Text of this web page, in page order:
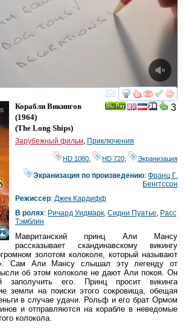
смотреть
3
Корабли Викингов
(1964)
(The Long Ships)
Зарубежный фильм Приключения
HD 1080 HD 720 Экранизация
Экранизация по произведению:Франц Г.
Бенгтссон
Режиссер: Джек Кардифф
В ролях: Ричард Уидмарк Сидни Пуатье Расс
Тэмблин
Мавританский принц Али Мансу
рассказывает скандинавскому викингу
золотом колоколе, который называют
Сам Али Мансу слышал эту легенду от
об этом колоколе не дают Али покоя. Он
заполучить его. Принц просит викинга
земли на поиски этого сокровища, обещая
в случае удачи. Рольф и его брат Ормом
и отправляются на корабле в неведомые
колокола.